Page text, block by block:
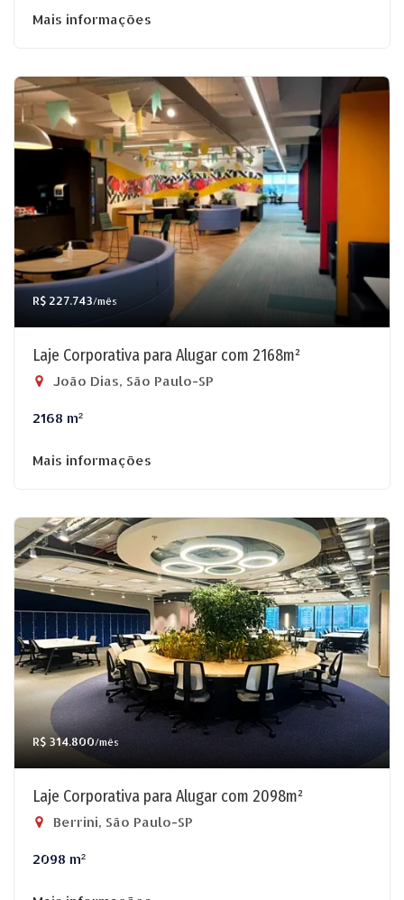
Mais informações
R$ 227.743/mês
Laje Corporativa para Alugar com 2168m²
João Dias, São Paulo-SP
2168 m²
Mais informações
R$ 314.800/mês
Laje Corporativa para Alugar com 2098m²
Berrini, São Paulo-SP
2098 m²